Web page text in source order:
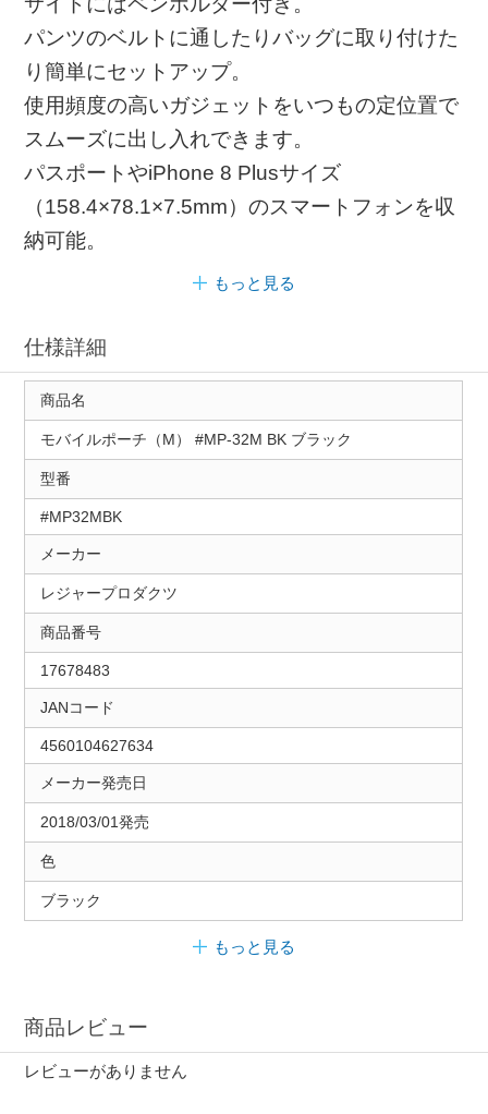
パンツのベルトに通したりバッグに取り付けた
り簡単にセットアップ。
使用頻度の高いガジェットをいつもの定位置で
スムーズに出し入れできます。
パスポートやiPhone 8 Plusサイズ
（158.4×78.1×7.5mm）のスマートフォンを収
納可能。
もっと見る
仕様詳細
商品名
モバイルポーチ（M） #MP-32M BK ブラック
型番
#MP32MBK
メーカー
レジャープロダクツ
商品番号
17678483
JANコード
4560104627634
メーカー発売日
2018/03/01発売
色
ブラック
もっと見る
商品レビュー
レビューがありません